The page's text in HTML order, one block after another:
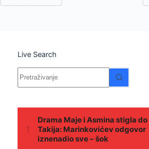
Live Search
Nema
rezultata.